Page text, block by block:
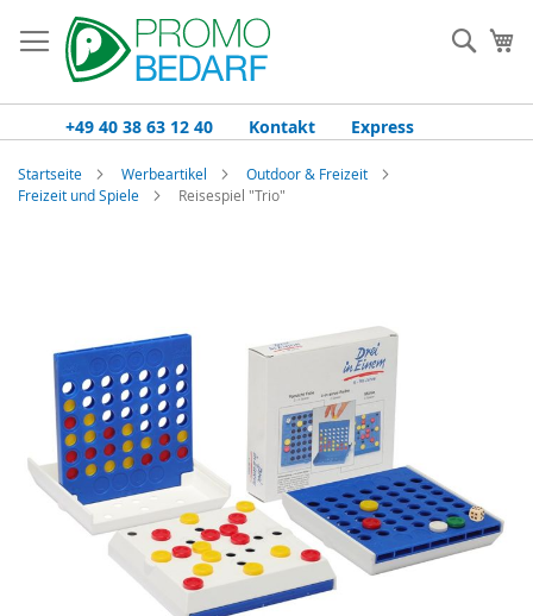
Inhalt
springen
+49 40 38 63 12 40 Kontakt Express
Startseite Werbeartikel
Outdoor & Freizeit
Freizeit und Spiele
Reisespiel "Trio"